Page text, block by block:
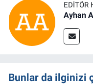
EDITÖR
Ayhan
Bunlar da ilginizi